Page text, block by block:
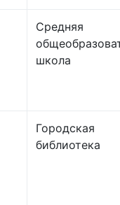
Средняя
школа
Городская
библиотека